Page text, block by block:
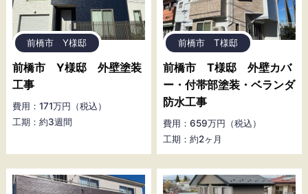
前橋市 Y様邸
前橋市 Y様邸 外壁塗装
工事
費用：171万円（税込）
工期：約3週間
前橋市 T様邸
前橋市 T様邸 外壁カバ
ー・付帯部塗装・ベランダ
防水工事
費用：659万円（税込）
工期：約2ヶ月